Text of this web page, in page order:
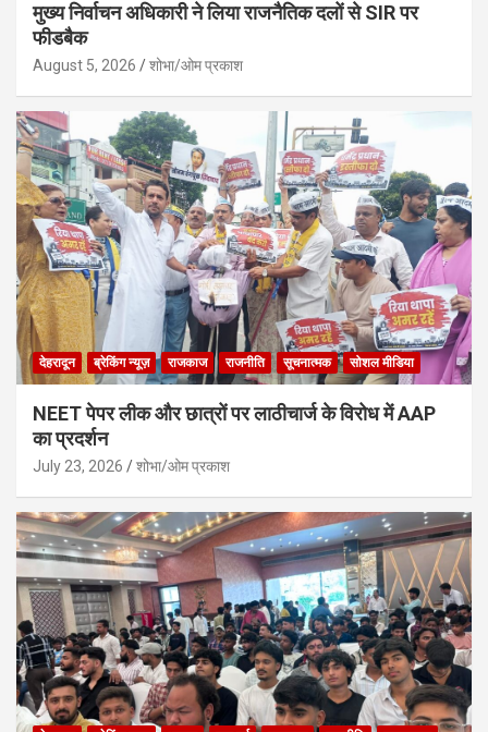
मुख्य निर्वाचन अधिकारी ने लिया राजनैतिक दलों से SIR पर
फीडबैक
August 5, 2026 शोभा/ओम प्रकाश
देहरादून ब्रेकिंग न्यूज़ राजकाज राजनीति सूचनात्मक सोशल मीडिया
NEET पेपर लीक और छात्रों पर लाठीचार्ज के विरोध में AAP
का प्रदर्शन
July 23, 2026 शोभा/ओम प्रकाश